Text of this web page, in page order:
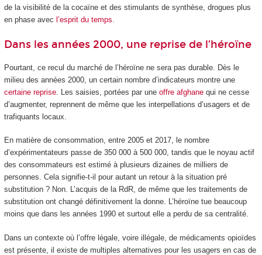
de la visibilité de la cocaïne et des stimulants de synthèse, drogues plus
en phase avec l’esprit du temps
Dans les années 2000, une reprise de l’héroïne
Pourtant, ce recul du marché de l’héroïne ne sera pas durable. Dès le
milieu des années 2000, un certain nombre d’indicateurs montre une
certaine reprise. Les saisies, portées par une offre afghanequi ne cesse
d’augmenter, reprennent de même que les interpellations d’usagers et de
trafiquants locaux.
En matière de consommation, entre 2005 et 2017, le nombre
d’expérimentateurs passe de 350 000 à 500 000, tandis que le noyau actif
des consommateurs est estimé à plusieurs dizaines de milliers de
personnes. Cela signifie-t-il pour autant un retour à la situation pré
substitution ? Non. L’acquis de la RdR, de même que les traitements de
substitution ont changé définitivement la donne. L’héroïne tue beaucoup
moins que dans les années 1990 et surtout elle a perdu de sa centralité.
Dans un contexte où l’offre légale, voire illégale, de médicaments opioïdes
est présente, il existe de multiples alternatives pour les usagers en cas de